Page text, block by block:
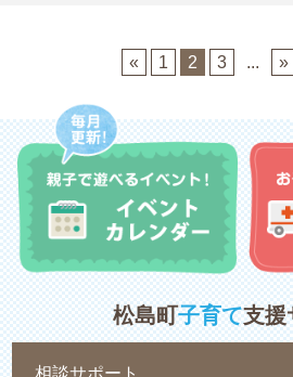
« 1 2 3 ... »
松島町子育て支援
相談サポート